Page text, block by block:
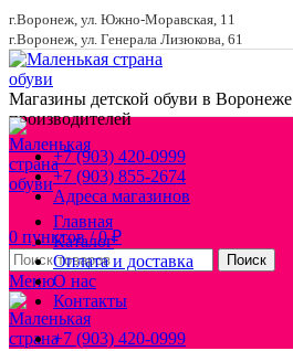
г.Воронеж, ул. Южно-Моравская, 11
г.Воронеж, ул. Генерала Лизюкова, 61
Магазины детской обуви в Воронеже
производителей
+7 (903) 420-0999
+7 (903) 855-2674
Адреса магазинов
0 пунктов / 0₽
Поиск
Меню
Главная
Каталог
Оплата и доставка
О нас
Контакты
+7 (903) 420-0999